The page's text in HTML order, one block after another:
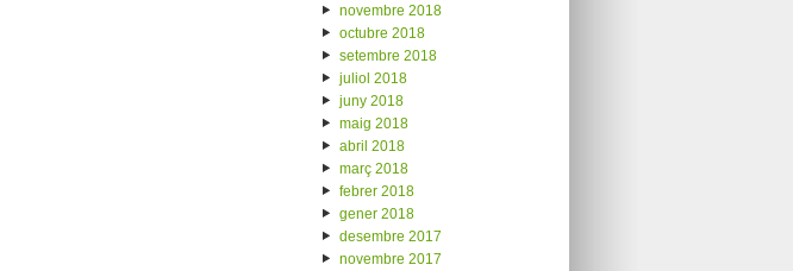
novembre 2018
octubre 2018
setembre 2018
juliol 2018
juny 2018
maig 2018
abril 2018
març 2018
febrer 2018
gener 2018
desembre 2017
novembre 2017